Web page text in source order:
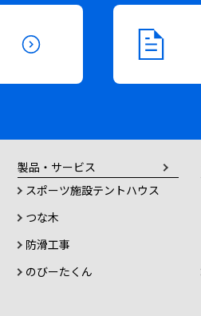
製品・サービス
スポーツ施設テントハウス
つな木
防滑工事
のびーたくん